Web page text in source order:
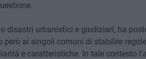
disastri urbanistici e giudiziari, ha
però ai singoli comuni di stabilire
e caratteristiche. In tale contesto